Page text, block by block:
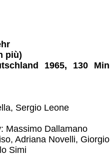
più)
1965, 130
Sergio Leone
Massimo Dallamano
Adriana Novelli,
Simi